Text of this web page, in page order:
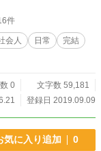
件
会人 日常
完結
0
文字数 59,181
登録日 2019.09.09
気に入り追加 0